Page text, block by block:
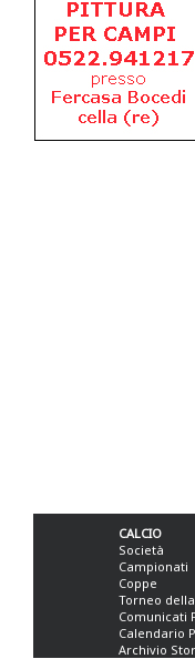
CALCIO
Società
Campionati
Coppe
Torneo
Comunicati
Calendario
Archivio